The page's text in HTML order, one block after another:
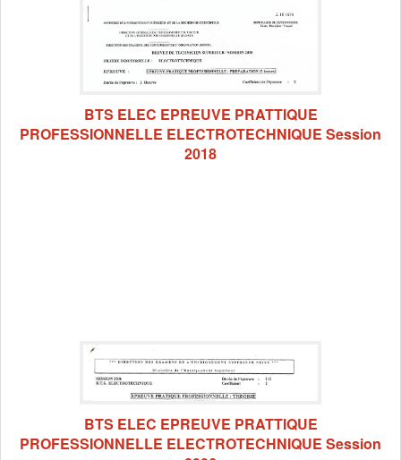
BTS ELEC EPREUVE PRATTIQUE
PROFESSIONNELLE ELECTROTECHNIQUE Session
2018
BTS ELEC EPREUVE PRATTIQUE
PROFESSIONNELLE ELECTROTECHNIQUE Session